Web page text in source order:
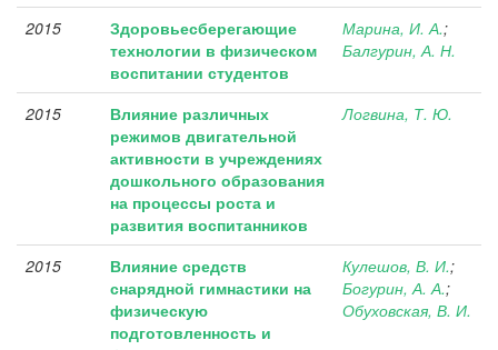
2015
Здоровьесберегающие
технологии в физическом
воспитании студентов
Марина, И. А.;
Балгурин, А. Н.
2015
Влияние различных
режимов двигательной
активности в учреждениях
дошкольного образования
на процессы роста и
развития воспитанников
Логвина, Т. Ю.
2015
Влияние средств
снарядной гимнастики на
физическую
подготовленность и
Кулешов, В. И.;
Богурин, А. А.;
Обуховская, В. И.